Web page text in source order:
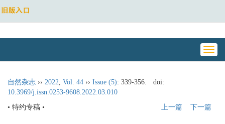
自然杂志 ›› 2022, Vol. 44 ›› Issue (5): 339-356.
doi:
10.3969/j.issn.0253-9608.2022.03.010
• 特约专稿 •
上一篇 下一篇